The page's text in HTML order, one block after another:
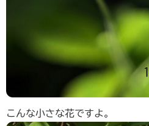
こんな小さな花ですよ。